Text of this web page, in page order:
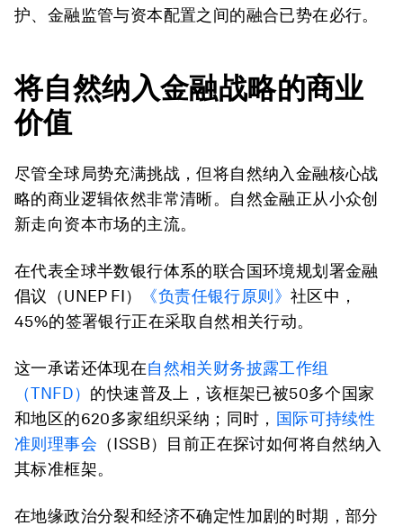
护、金融监管与资本配置之间的融合已势在必行。
将自然纳入金融战略的商业
价值
尽管全球局势充满挑战，但将自然纳入金融核心战
略的商业逻辑依然非常清晰。自然金融正从小众创
新走向资本市场的主流。
在代表全球半数银行体系的联合国环境规划署金融
倡议（UNEP FI）
《负责任银行原则》社区中，
45%的签署银行正在采取自然相关行动。
这一承诺还体现在自然相关财务披露工作组
（TNFD） 的快速普及上，该框架已被50多个国家
和地区的620多家组织采纳；同时， 国际可持续性
准则理事会 （ISSB）目前正在探讨如何将自然纳入
其标准框架。
在地缘政治分裂和经济不确定性加剧的时期，部分